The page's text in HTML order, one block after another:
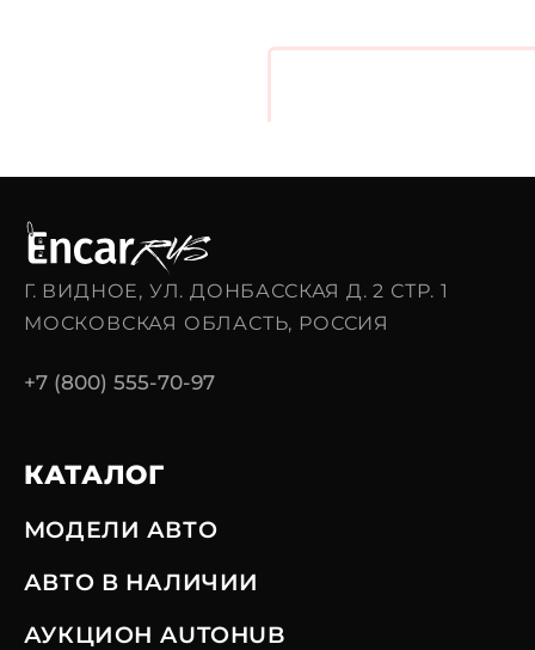
Г. ВИДНОЕ, УЛ. ДОНБАССКАЯ Д. 2 СТР. 1
МОСКОВСКАЯ ОБЛАСТЬ, РОССИЯ
+7 (800) 555-70-97
КАТАЛОГ
МОДЕЛИ АВТО
АВТО В НАЛИЧИИ
АУКЦИОН AUTOHUB